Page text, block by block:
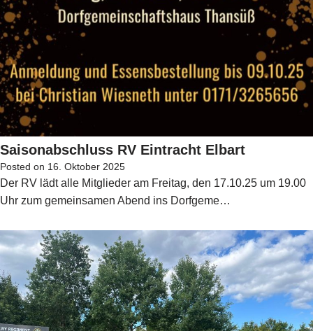
Saisonabschluss RV Eintracht Elbart
Posted on 16. Oktober 2025
Der RV lädt alle Mitglieder am Freitag, den 17.10.25 um 19.00
Uhr zum gemeinsamen Abend ins Dorfgeme…